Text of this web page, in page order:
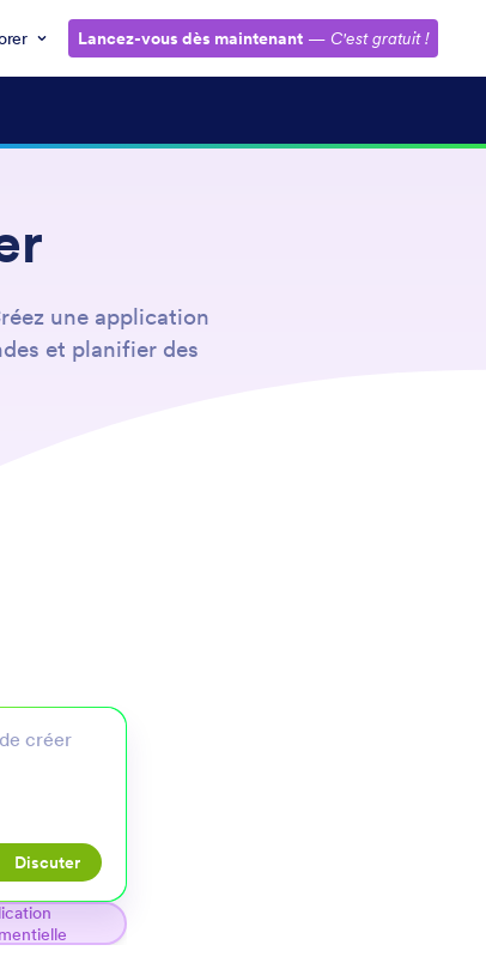
Lancez-vous dès maintenant — C'est gratuit !
une application
et planifier des
Discuter